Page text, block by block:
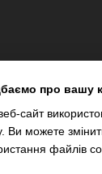
про вашу
сайт
Ви можете
файлів